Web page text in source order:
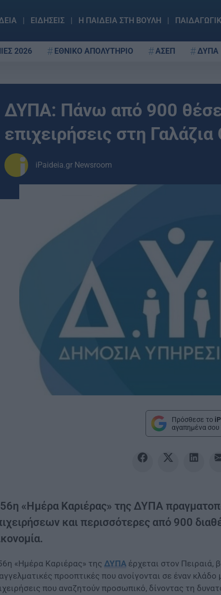
ΕΙΔΗΣΕΙΣ Η ΠΑΙΔΕΙΑ ΣΤΗ ΒΟΥΛΗ
2026 ΕΘΝΙΚΟ ΑΠΟΛΥΤΗΡΙΟ ΑΣΕΠ ΔΥΠΑ
ΔΥΠΑ: Πάνω από 900
επιχειρήσεις στη Γαλάζια
iPaideia.gr Newsroom
Πρόσθεσε το
αγαπημένα σου
«Ημέρα Καριέρας» της ΔΥΠΑ
και περισσότερες από 900
«Ημέρα Καριέρας» της ΔΥΠΑ έρχεται στον Πειραιά,
προοπτικές που ανοίγονται σε έναν
που αναζητούν προσωπικό, δίνοντας τη